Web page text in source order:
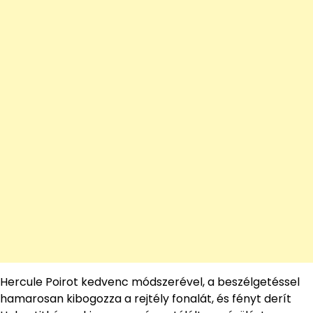
Hercule Poirot kedvenc módszerével, a beszélgetéssel
hamarosan kibogozza a rejtély fonalát, és fényt derít